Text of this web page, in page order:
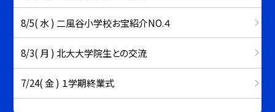
8/5( 水 ) 二風谷小学校お宝紹介NO.４
8/3( 月 ) 北大大学院生との交流
7/24( 金 ) １学期終業式